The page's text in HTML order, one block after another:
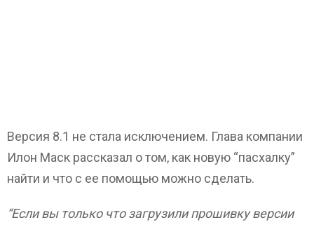
Версия 8.1 не стала исключением. Глава компании
Илон Маск рассказал о том, как новую “пасхалку”
найти и что с ее помощью можно сделать.
“Если вы только что загрузили прошивку версии